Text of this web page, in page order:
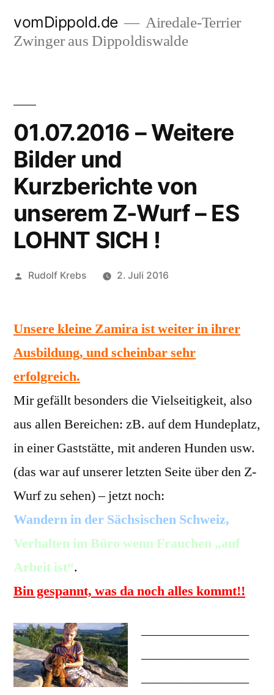
Inhalt
vomDippold.de
Airedale-Terrier
Zwinger aus Dippoldiswalde
01.07.2016 – Weitere
Bilder und
Kurzberichte von
unserem Z-Wurf – ES
LOHNT SICH !
Veröffentlicht
Rudolf Krebs 2. Juli 2016
Unsere kleine Zamira ist weiter in ihrer
Ausbildung, und scheinbar sehr
erfolgreich.
Mir gefällt besonders die Vielseitigkeit, also
aus allen Bereichen: zB. auf dem Hundeplatz,
in einer Gaststätte, mit anderen Hunden usw.
(das war auf unserer letzten Seite über den Z-
Wurf zu sehen) – jetzt noch:
Wandern in der Sächsischen Schweiz,
Verhalten im Büro wenn Frauchen „auf
Arbeit ist“.
Bin gespannt, was da noch alles kommt!!
————————
————————
————————